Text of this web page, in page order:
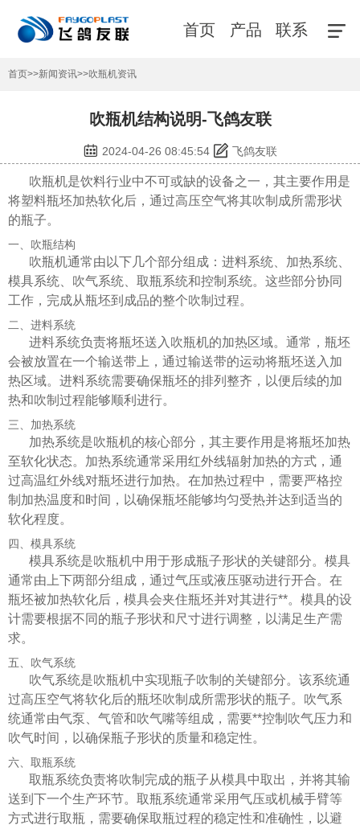
首页 产品 联系
首页>>新闻资讯>>吹瓶机资讯
吹瓶机结构说明-飞鸽友联
2024-04-26 08:45:54 飞鸽友联
吹瓶机是饮料行业中不可或缺的设备之一，其主要作用是
将塑料瓶坯加热软化后，通过高压空气将其吹制成所需形状
的瓶子。
一、吹瓶结构
吹瓶机通常由以下几个部分组成：进料系统、加热系统、
模具系统、吹气系统、取瓶系统和控制系统。这些部分协同
工作，完成从瓶坯到成品的整个吹制过程。
二、进料系统
进料系统负责将瓶坯送入吹瓶机的加热区域。通常，瓶坯
会被放置在一个输送带上，通过输送带的运动将瓶坯送入加
热区域。进料系统需要确保瓶坯的排列整齐，以便后续的加
热和吹制过程能够顺利进行。
三、加热系统
加热系统是吹瓶机的核心部分，其主要作用是将瓶坯加热
至软化状态。加热系统通常采用红外线辐射加热的方式，通
过高温红外线对瓶坯进行加热。在加热过程中，需要严格控
制加热温度和时间，以确保瓶坯能够均匀受热并达到适当的
软化程度。
四、模具系统
模具系统是吹瓶机中用于形成瓶子形状的关键部分。模具
通常由上下两部分组成，通过气压或液压驱动进行开合。在
瓶坯被加热软化后，模具会夹住瓶坯并对其进行**。模具的设
计需要根据不同的瓶子形状和尺寸进行调整，以满足生产需
求。
五、吹气系统
吹气系统是吹瓶机中实现瓶子吹制的关键部分。该系统通
过高压空气将软化后的瓶坯吹制成所需形状的瓶子。吹气系
统通常由气泵、气管和吹气嘴等组成，需要**控制吹气压力和
吹气时间，以确保瓶子形状的质量和稳定性。
六、取瓶系统
取瓶系统负责将吹制完成的瓶子从模具中取出，并将其输
送到下一个生产环节。取瓶系统通常采用气压或机械手臂等
方式进行取瓶，需要确保取瓶过程的稳定性和准确性，以避